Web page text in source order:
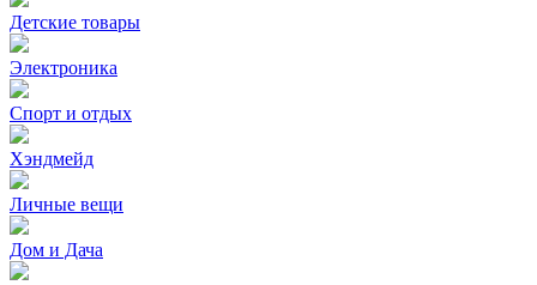
Детские товары
Электроника
Спорт и отдых
Хэндмейд
Личные вещи
Дом и Дача